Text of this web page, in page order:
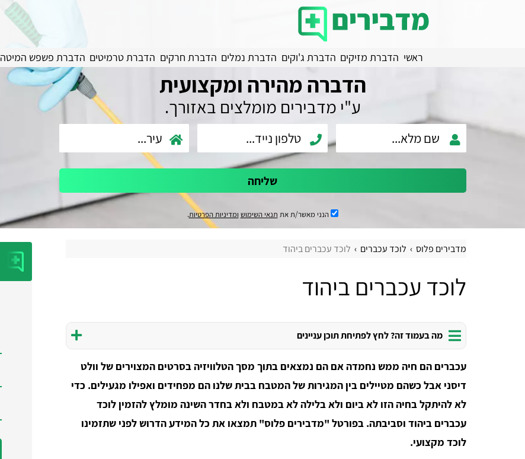
ראשי הדברת מזיקים הדברת ג'וקים הדברת נמלים הדברת חרקים הדברת טרמיטים הדברת פשפש המיטה
הדברה מהירה ומקצועית
ע"י מדבירים מומלצים באזורך.
שליחה
הנני מאשר/ת את תנאי השימוש ומדיניות הפרטיות.
מדבירים פלוס לוכד עכברים לוכד עכברים ביהוד
לוכד עכברים ביהוד
מה בעמוד זה? לחץ לפתיחת תוכן עניינים
עכברים הם חיה ממש נחמדה אם הם נמצאים בתוך מסך הטלוויזיה בסרטים המצוירים של וולט
דיסני אבל כשהם מטיילים בין המגירות של המטבח בבית שלנו הם מפחידים ואפילו מגעילים. כדי
לא להיתקל בחיה הזו לא ביום ולא בלילה לא במטבח ולא בחדר השינה מומלץ להזמין לוכד
עכברים ביהוד וסביבתה. בפורטל "מדבירים פלוס" תמצאו את כל המידע הדרוש לפני שתזמינו
לוכד מקצועי.